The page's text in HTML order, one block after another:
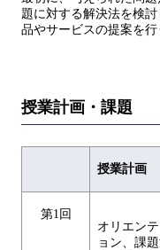
題に対する解決法を検
品やサービスの提案を行
授業計画・課題
授業計画
第1回
オリエン
ョン、課